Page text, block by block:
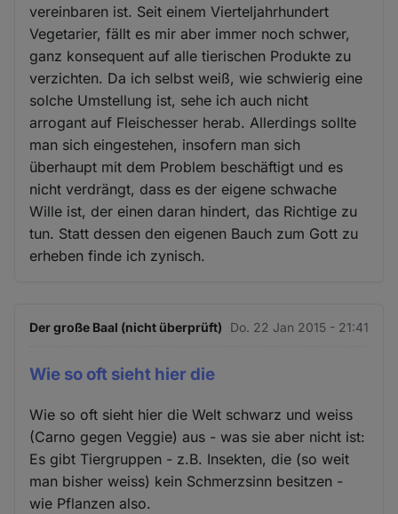
vereinbaren ist. Seit einem Vierteljahrhundert
Vegetarier, fällt es mir aber immer noch schwer,
ganz konsequent auf alle tierischen Produkte zu
verzichten. Da ich selbst weiß, wie schwierig eine
solche Umstellung ist, sehe ich auch nicht
arrogant auf Fleischesser herab. Allerdings sollte
man sich eingestehen, insofern man sich
überhaupt mit dem Problem beschäftigt und es
nicht verdrängt, dass es der eigene schwache
Wille ist, der einen daran hindert, das Richtige zu
tun. Statt dessen den eigenen Bauch zum Gott zu
erheben finde ich zynisch.
Der große Baal (nicht überprüft) Do. 22 Jan 2015 - 21:41
Wie so oft sieht hier die
Wie so oft sieht hier die Welt schwarz und weiss
(Carno gegen Veggie) aus - was sie aber nicht ist:
Es gibt Tiergruppen - z.B. Insekten, die (so weit
man bisher weiss) kein Schmerzsinn besitzen -
wie Pflanzen also.